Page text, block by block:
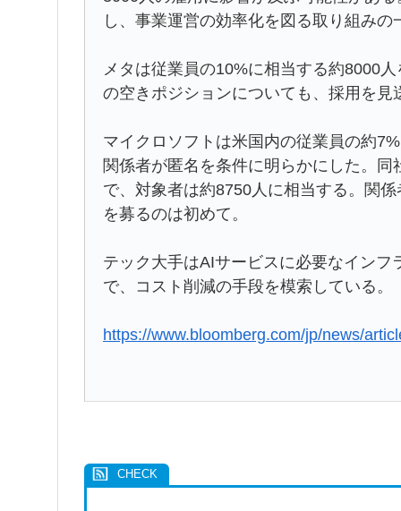
し、事業運営の効率化を図る取り組みの
メタは従業員の10%に相当する約8000
の空きポジションについても、採用を見
マイクロソフトは米国内の従業員の約
関係者が匿名を条件に明らかにした。
で、対象者は約8750人に相当する。関
を募るのは初めて。
テック大手はAIサービスに必要なイン
で、コスト削減の手段を模索している。
https://www.bloomberg.com/jp/news/